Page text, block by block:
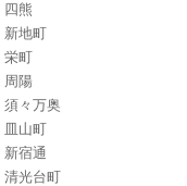
四熊
新地町
栄町
周陽
須々万奥
皿山町
新宿通
清光台町